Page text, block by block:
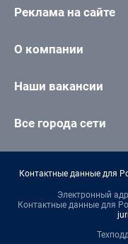
Реклама на сайте
О компании
Наши вакансии
Все города сети
Контактные данные для
Электронный
Контактные данные для